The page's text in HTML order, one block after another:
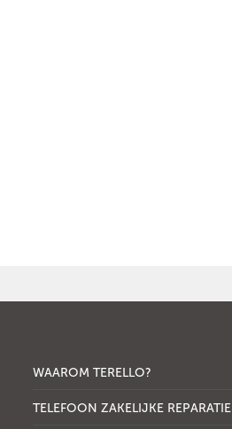
WAAROM TERELLO?
TELEFOON ZAKELIJKE REPARATIE